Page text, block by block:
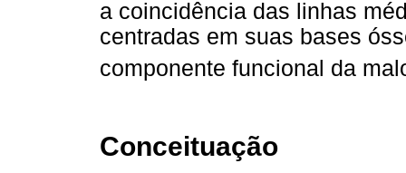
a coincidência das linhas
centradas em suas bases
componente funcional da
Conceituação